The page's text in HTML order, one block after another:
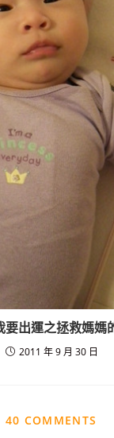
要出運之拯救媽媽
2011 年 9 月 30 日
40 COMMENTS